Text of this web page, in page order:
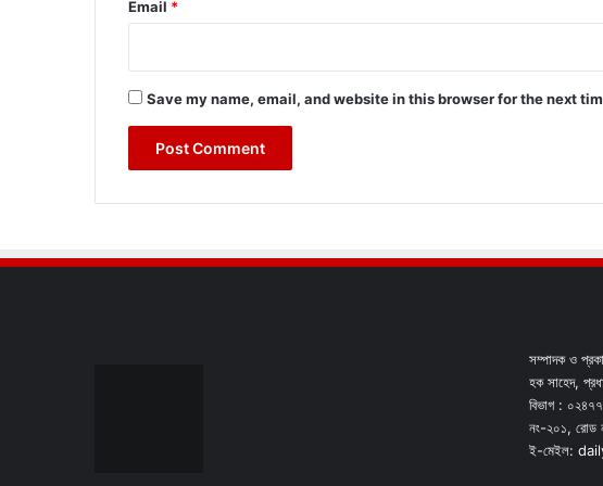
Email *
Save my name, email, and website in this browser for the next
সম্পাদক ও
হক সাহেদ,
বিভাগ :
নং-২০১, রোড
ই-মেইল: